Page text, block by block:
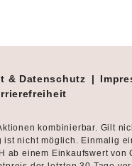
& Datenschutz |
kombinierbar. Gilt
ist nicht möglich. Einmalig
ab einem Einkaufswert von